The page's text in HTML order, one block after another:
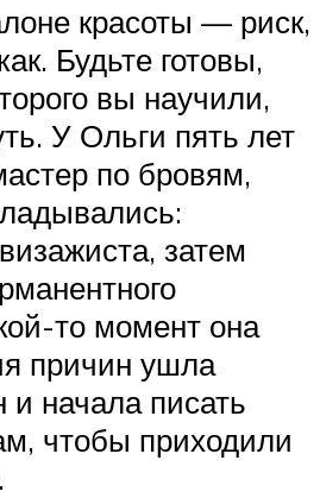
красоты — риск,
Будьте готовы,
вы научили,
У Ольги пять лет
по бровям,
затем
то момент она
причин ушла
и начала писать
чтобы приходили